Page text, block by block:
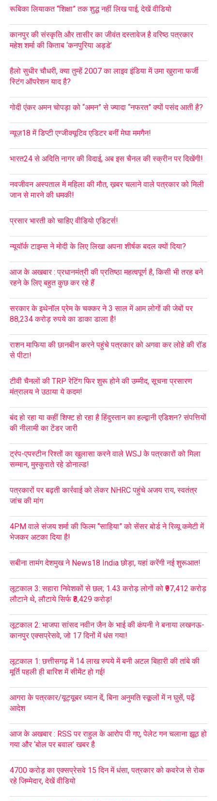
रूबिका लियाकत “शिक्षा” तक शुद्ध नहीं लिख पाई, देखें वीडियो
कानपुर की संस्कृति और तासीर का जीवंत दस्तावेज है वरिष्ठ पत्रकार
महेश शर्मा की किताब ‘कनपुरिया अड्डे’
हैलो सुधीर चौधरी, क्या तुम्हें 2007 का लाइव इंडिया में उमा खुराना फर्जी
स्टिंग ऑपरेशन याद है?
गोदी एंकर अमन चोपड़ा को “अमन” से ज्यादा “नफरत” क्यों पसंद आती है?
न्यूज़18 में डिप्टी एग्जीक्यूटिव एडिटर बनीं मेघा ममगैन!
भारत24 से अदिति नागर की विदाई, अब इस चैनल की स्क्रीन पर दिखेंगी!
नवजीवन अस्पताल में महिला की मौत, ख़बर चलाने वाले पत्रकार को मिली
जान से मारने की धमकी!
प्रसार भारती को चाहिए वीडियो एडिटर्स!
न्यूयॉर्क टाइम्स ने मोदी के लिए लिखा अपना शीर्षक बदल क्यों दिया?
आज के अखबार : प्रधानमंत्री की प्रतिष्ठा महत्वपूर्ण है, किसी भी तरह बने
रहने के लिए बहुत कुछ कर रहे हैं
सरकार के इथेनॉल प्रेम के चक्कर ने 3 साल में आम लोगों की जेबों पर
88,234 करोड़ रुपये का डाका डाला है!
राशन माफिया की छानबीन करने पहुंचे पत्रकार को अगवा कर लोहे की रॉड
से पीटा!
टीवी चैनलों की TRP रेटिंग फिर शुरू होने की उम्मीद, सूचना प्रसारण
मंत्रालय ने उठाया ये कदम!
बंद हो रहा या कहीं शिफ्ट हो रहा है हिंदुस्तान का हल्द्वानी एडिशन? संपत्तियों
की नीलामी का टेंडर जारी
ट्रंप-एपस्टीन रिश्तों का खुलासा करने वाले WSJ के पत्रकारों को मिला
सम्मान, मुस्कुराते रहे डोनाल्ड!
पत्रकारों पर बढ़ती कार्रवाई को लेकर NHRC पहुंचे अजय राय, स्वतंत्र
जांच की मांग
4PM वाले संजय शर्मा की फिल्म “साहिया” को सेंसर बोर्ड ने रिव्यू कमेटी में
भेजकर अटका दिया है!
सबीना तामंग देशमुख ने News18 India छोड़ा, यहां करेंगी नई शुरूआत!
लूटकाल 3: सहारा निवेशकों से छल; 1.43 करोड़ लोगों को ₹97,412 करोड़
लौटाने थे, लौटाये सिर्फ ₹8,429 करोड़!
लूटकाल 2: भाजपा सांसद नवीन जैन के भाई की कंपनी ने बनाया लखनऊ-
कानपुर एक्सप्रेसवे, जो 17 दिनों में धंस गया!
लूटकाल 1: छत्तीसगढ़ में 14 लाख रुपये में बनी अटल बिहारी की तांबे की
मूर्ति पहली ही बारिश में सीमेंट हो गई!
आगरा के पत्रकार/यूट्यूबर ध्यान दें, बिना अनुमति स्कूलों में न घुसें, पढ़ें
आदेश
आज के अखबार : RSS पर राहुल के आरोप पी गए, पेलेट गन चलाना झूठ हो
गया और ‘बोल पर बवाल’ खबर है
4700 करोड़ का एक्सप्रेसवे 15 दिन में धंसा, पत्रकार को कवरेज से रोक
रहे जिम्मेदार, देखें वीडियो